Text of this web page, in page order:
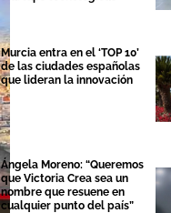
Murcia entra en el ‘TOP 10’
de las ciudades españolas
que lideran la innovación
Ángela Moreno: “Queremos
que Victoria Crea sea un
nombre que resuene en
cualquier punto del país”